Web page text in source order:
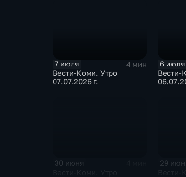
7 июля
4 мин
Вести-Коми. Утро
07.07.2026 г.
6 июля
Вести-
30 июня 29